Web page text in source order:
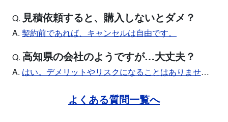
Q. 見積依頼すると、購入しないとダメ？
A. 契約前であれば、キャンセルは自由です。
Q. 高知県の会社のようですが…大丈夫？
A. はい。デメリットやリスクになることはありません。
よくある質問一覧へ